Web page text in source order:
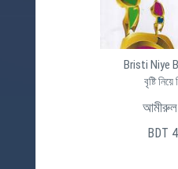
Bristi Niye
বৃষ্টি
আমীরুল
BDT